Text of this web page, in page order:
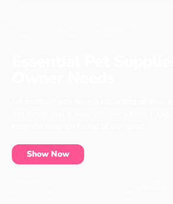
Show Now